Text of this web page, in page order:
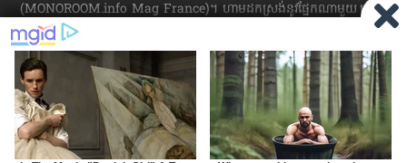
(MONOROOM.info Mag France)។ ហាម​ដក​ស្រង់​នូវ​ផ្នែក​ណា​មួយ​ ឬ​ផ្នែក​
ទាំង​អស់ ​នៃ​ការ​ផ្សាយ​របស់​ទស្សនាវដ្ដី​​មនោរម្យ.អាំងហ្វូ យក​ទៅ​​បោះពុម្ព នៅ
លើក្រដាស ឬតាម​ប្រព័ន្ធ​អេឡិច​ត្រូនិច - ផ្សាយ​តាម​រលក​ធាតុអាកាស ឬតាមប្រព័ន្ធ
អេឡិចត្រូនិច - សរសេរ​ឡើង​វិញ ឬ​ចែក​ចាយ​ តាមវិធីណាក៏ដោយ ដោយ​គ្មាន​ការ​
យល់ព្រម ជា​លាយ​លក្ខណ៍​អក្សរ​ ពី​ចាងហ្វាង​ការ​ផ្សាយ​។ផ្ទុយមកវិញ ដើម្បី​ទទួល​
បាននូវសិទ្ធិ​ទាំងនេះ សូម​ទាក់​ទង​មក​ទស្សនាវដ្ដី។
RSS SP MIRROR ARCHIVE